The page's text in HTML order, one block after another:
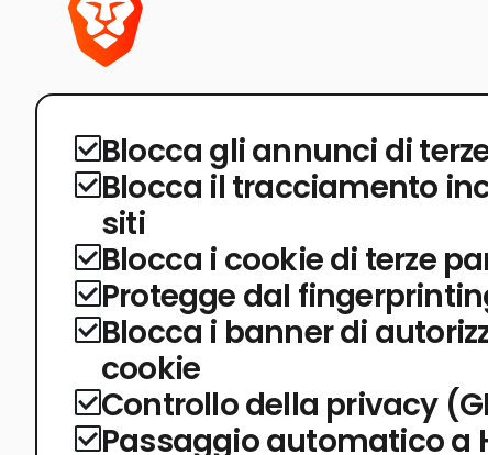
Blocca gli annunci di
Blocca il tracciamento
siti
Blocca i cookie di terze
Protegge dal
Blocca i banner di
cookie
Controllo della privacy
Passaggio automatico a